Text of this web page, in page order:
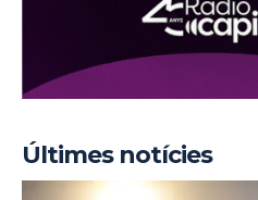
Últimes notícies